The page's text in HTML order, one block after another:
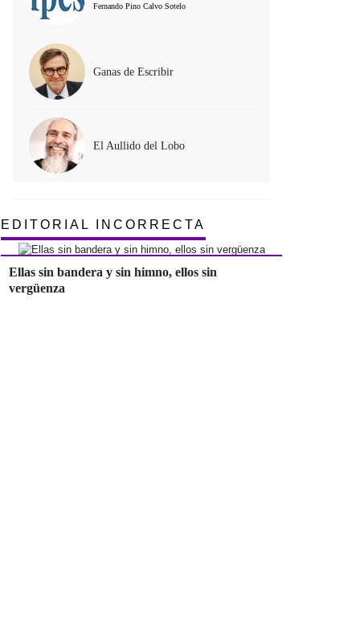
Fernando Pino Calvo Sotelo
Ganas de Escribir
El Aullido del Lobo
EDITORIAL INCORRECTA
Ellas sin bandera y sin himno, ellos sin
vergüenza